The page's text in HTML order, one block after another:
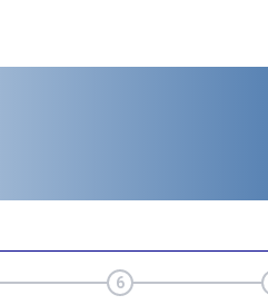
6